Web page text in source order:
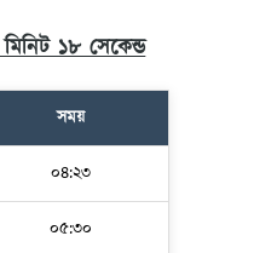
১৬ সেকেন্ড
সময়
০৪:২৩
০৫:৩০